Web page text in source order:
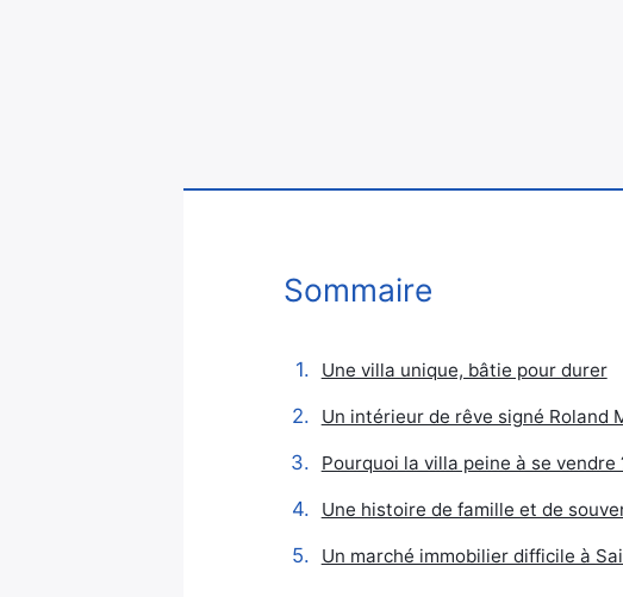
Sommaire
Une villa unique, bâtie pour durer
Un intérieur de rêve signé Roland
Pourquoi la villa peine à se vendre
Une histoire de famille et de
Un marché immobilier difficile à